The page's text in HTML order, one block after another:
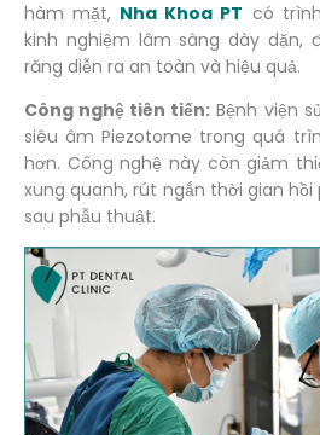
hàm mặt, Nha Khoa PT có
kinh nghiệm lâm sàng dày dặn,
răng diễn ra an toàn và hiệu quả.
Công nghệ tiên tiến: Bệnh viện
siêu âm Piezotome trong quá
hơn. Công nghệ này còn giảm
xung quanh, rút ngắn thời gian
sau phẫu thuật.